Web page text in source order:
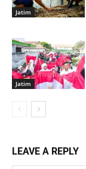
Jatim
Jatim
LEAVE A REPLY